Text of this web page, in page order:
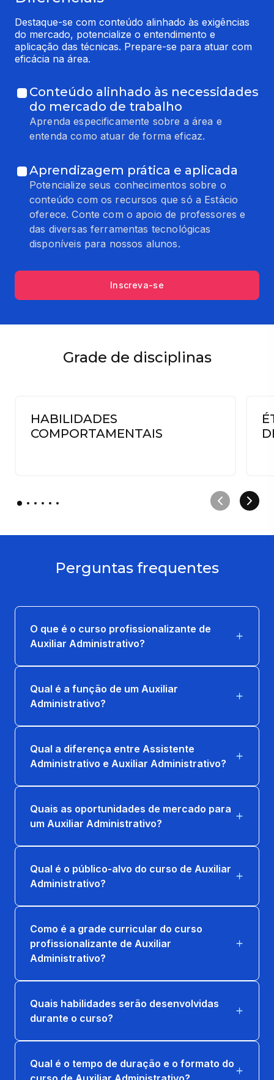
Destaque-se com conteúdo alinhado às exigências
do mercado, potencialize o entendimento e
aplicação das técnicas. Prepare-se para atuar com
eficácia na área.
Conteúdo alinhado às necessidades
do mercado de trabalho
Aprenda especificamente sobre a área e
entenda como atuar de forma eficaz.
Aprendizagem prática e aplicada
Potencialize seus conhecimentos sobre o
conteúdo com os recursos que só a Estácio
oferece. Conte com o apoio de professores e
das diversas ferramentas tecnológicas
disponíveis para nossos alunos.
Inscreva-se
Grade de disciplinas
HABILIDADES
COMPORTAMENTAIS
Perguntas frequentes
O que é o curso profissionalizante de
Auxiliar Administrativo?
Qual é a função de um Auxiliar
Administrativo?
Qual a diferença entre Assistente
Administrativo e Auxiliar Administrativo?
Quais as oportunidades de mercado para
um Auxiliar Administrativo?
Qual é o público-alvo do curso de Auxiliar
Administrativo?
Como é a grade curricular do curso
profissionalizante de Auxiliar
Administrativo?
Quais habilidades serão desenvolvidas
durante o curso?
Qual é o tempo de duração e o formato do